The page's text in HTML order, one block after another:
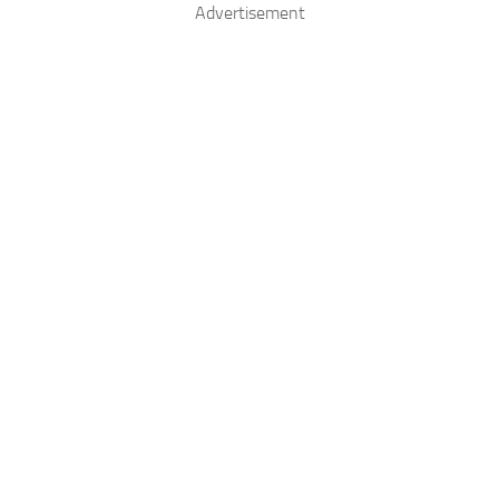
Advertisement